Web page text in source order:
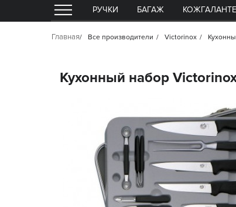
РУЧКИ БАГАЖ
Главная Все производители Victorinox
Кухонный набор